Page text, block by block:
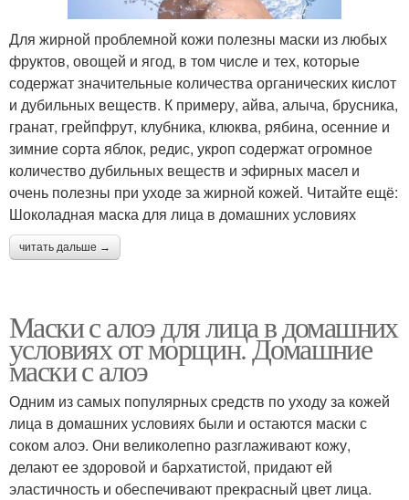
Для жирной проблемной кожи полезны маски из любых
фруктов, овощей и ягод, в том числе и тех, которые
содержат значительные количества органических кислот
и дубильных веществ. К примеру, айва, алыча, брусника,
гранат, грейпфрут, клубника, клюква, рябина, осенние и
зимние сорта яблок, редис, укроп содержат огромное
количество дубильных веществ и эфирных масел и
очень полезны при уходе за жирной кожей. Читайте ещё:
Шоколадная маска для лица в домашних условиях
читать дальше →
Маски с алоэ для лица в домашних
условиях от морщин. Домашние
маски с алоэ
Одним из самых популярных средств по уходу за кожей
лица в домашних условиях были и остаются маски с
соком алоэ. Они великолепно разглаживают кожу,
делают ее здоровой и бархатистой, придают ей
эластичность и обеспечивают прекрасный цвет лица.